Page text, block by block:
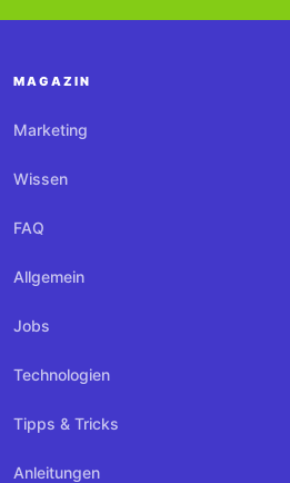
MAGAZIN
Marketing
Wissen
FAQ
Allgemein
Jobs
Technologien
Tipps & Tricks
Anleitungen